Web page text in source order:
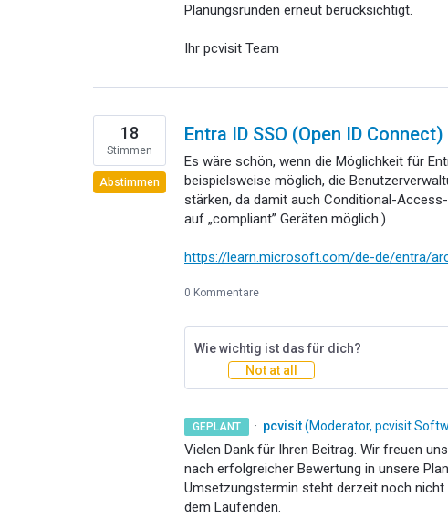
Planungsrunden erneut berücksichtigt.
Ihr pcvisit Team
Entra ID SSO (Open ID Connect)
Es wäre schön, wenn die Möglichkeit für
beispielsweise möglich, die
stärken, da damit auch Conditional-
auf „compliant” Geräten möglich.)
https://learn.microsoft.com/de-de/entra/
18
Stimmen
Abstimmen
0 Kommentare
Wie wichtig ist das für dich?
Not at all
GEPLANT · pcvisit(Moderator, pcvisit
Vielen Dank für Ihren Beitrag. Wir freuen
nach erfolgreicher Bewertung in unsere
Umsetzungstermin steht derzeit noch
dem Laufenden.